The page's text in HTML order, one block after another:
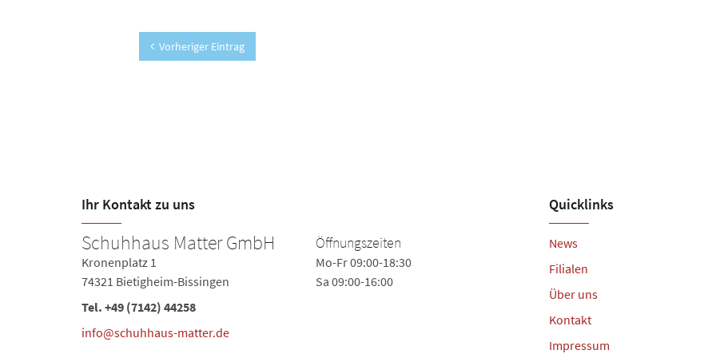
Vorheriger Eintrag
Ihr Kontakt zu uns
Schuhhaus Matter GmbH
Kronenplatz 1
74321 Bietigheim-Bissingen
Tel. +49 (7142) 44258
info@schuhhaus-matter.de
Öffnungszeiten
Mo-Fr 09:00-18:30
Sa 09:00-16:00
Schuhhaus Matter
Lange Str. 22
Quicklinks
News
Filialen
Über uns
Kontakt
Impressum